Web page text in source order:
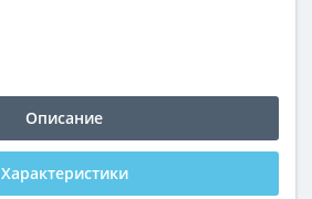
Описание
Характеристики